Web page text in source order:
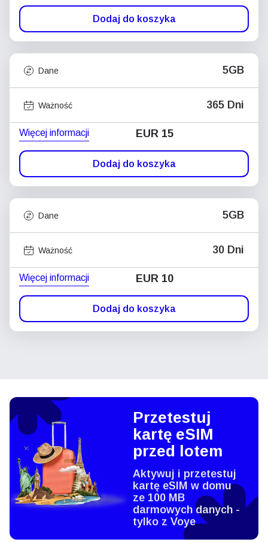
Dodaj do koszyka
Dane 5GB
Ważność 365 Dni
Więcej informacji EUR 15
Dodaj do koszyka
Dane 5GB
Ważność 30 Dni
Więcej informacji EUR 10
Dodaj do koszyka
Przetestuj
kartę eSIM
przed lotem
Aktywuj i przetestuj
kartę eSIM w domu
ze 100 MB
darmowych danych -
tylko z Voye